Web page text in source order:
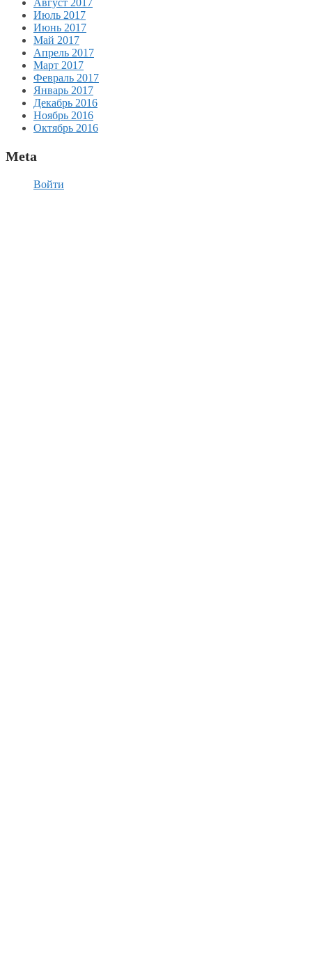
Август 2017
Июль 2017
Июнь 2017
Май 2017
Апрель 2017
Март 2017
Февраль 2017
Январь 2017
Декабрь 2016
Ноябрь 2016
Октябрь 2016
Meta
Войти